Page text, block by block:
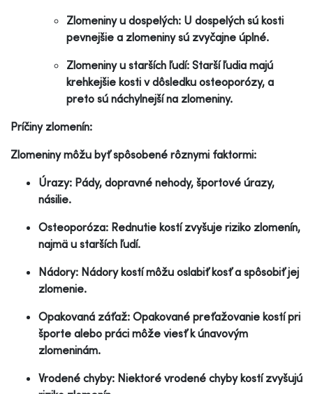
Zlomeniny u dospelých: U dospelých sú kosti
pevnejšie a zlomeniny sú zvyčajne úplné.
Zlomeniny u starších ľudí: Starší ľudia majú
krehkejšie kosti v dôsledku osteoporózy, a
preto sú náchylnejší na zlomeniny.
Príčiny zlomenín:
Zlomeniny môžu byť spôsobené rôznymi faktormi:
Úrazy: Pády, dopravné nehody, športové úrazy,
násilie.
Osteoporóza: Rednutie kostí zvyšuje riziko zlomenín,
najmä u starších ľudí.
Nádory: Nádory kostí môžu oslabiť kosť a spôsobiť jej
zlomenie.
Opakovaná záťaž: Opakované preťažovanie kostí pri
športe alebo práci môže viesť k únavovým
zlomeninám.
Vrodené chyby: Niektoré vrodené chyby kostí zvyšujú